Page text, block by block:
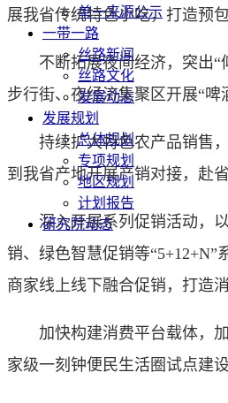
单一来源公示
一带一路
丝路新闻
丝路文化
发展动态
发展规划
总体规划
专项规划
地区规划
计划报告
研究院动态
展我省传统特色小吃，打造预
不断拓展夜间经济，突出“仰
步行街、夜经济集聚区开展“啤
持续扩大特色农产品销售，
到我省产地开展产销对接，赴
深入开展系列促销活动，以“
销、绿色智慧促销等
商家线上线下融合促销，打造
加快构建消费平台载体，加
家级一刻钟便民生活圈试点建